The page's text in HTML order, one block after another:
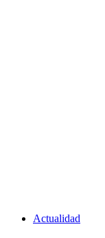
Actualidad